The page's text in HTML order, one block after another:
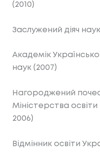
(2010)
Заслужений діяч
Академік
наук (2007)
Нагороджений
Міністерства освіти
2006)
Відмінник освіти